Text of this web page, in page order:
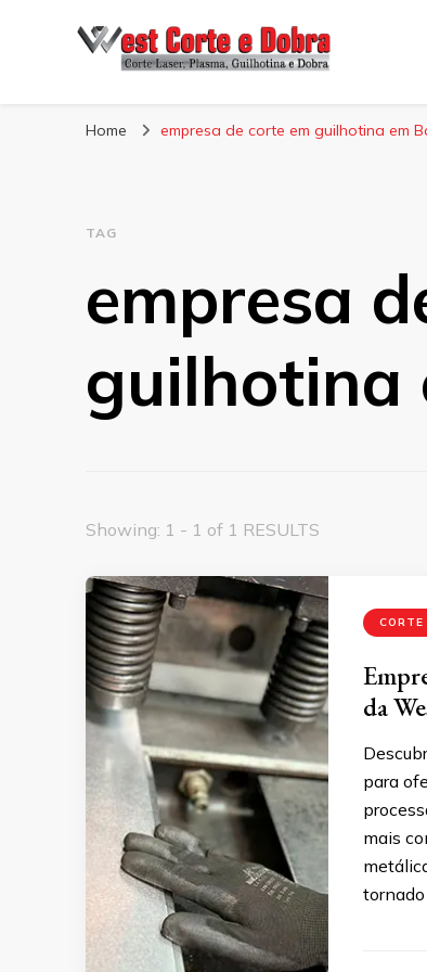
Blog West
Home empresa de corte em guilhotina em
TAG
empresa
guilhotina
Showing: 1 - 1 of 1 RESULTS
da
para
mais